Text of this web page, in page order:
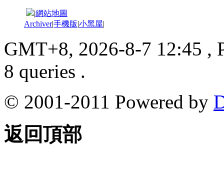
|網站地圖
Archiver|手機版|小黑屋|
GMT+8, 2026-8-7 12:45 ,
8 queries .
© 2001-2011 Powered by
返回頂部